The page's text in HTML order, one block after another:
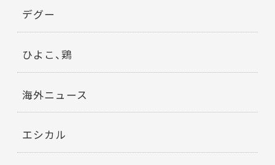
デグー
ひよこ、鶏
海外ニュース
エシカル